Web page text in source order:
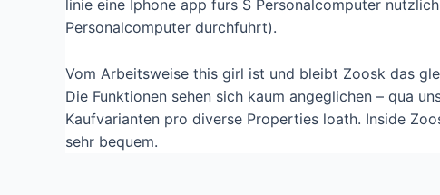
linie eine Iphone app furs S Personalcomputer
Personalcomputer durchfuhrt).
Vom Arbeitsweise this girl ist und bleibt Zoosk das
Die Funktionen sehen sich kaum angeglichen – qua
Kaufvarianten pro diverse Properties loath. Inside
sehr bequem.